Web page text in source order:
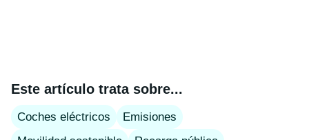
Este artículo trata sobre...
Coches eléctricos
Emisiones